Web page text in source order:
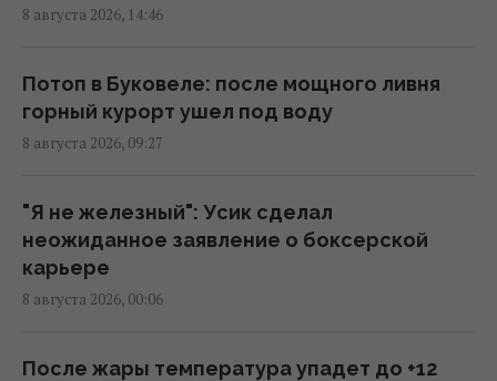
короткую командировку и пропал на два
месяца, - СМИ
20:31 воскресенье, 09 августа 2026
Россия подписала меморандум с Сирией
касательно будущего своих баз в стране
19:54 воскресенье, 09 августа 2026
украинский флаг
8 августа 2026, 14:46
Потоп в Буковеле: после мощного ливня
горный курорт ушел под воду
8 августа 2026, 09:27
"Я не железный": Усик сделал
неожиданное заявление о боксерской
карьере
8 августа 2026, 00:06
После жары температура упадет до +12